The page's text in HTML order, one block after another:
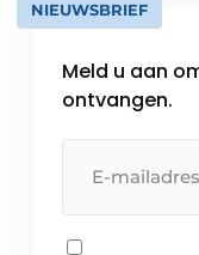
NIEUWSBRIEF
Meld u aan
ontvangen.